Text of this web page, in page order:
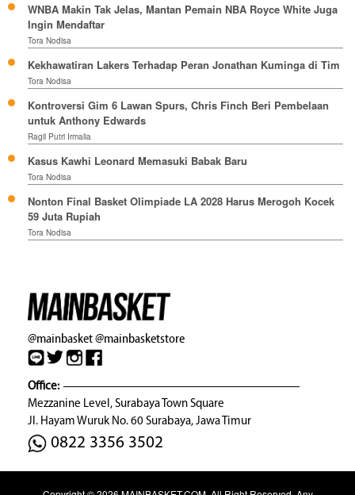
WNBA Makin Tak Jelas, Mantan Pemain NBA Royce White Juga
Ingin Mendaftar
Tora Nodisa
Kekhawatiran Lakers Terhadap Peran Jonathan Kuminga di Tim
Tora Nodisa
Kontroversi Gim 6 Lawan Spurs, Chris Finch Beri Pembelaan
untuk Anthony Edwards
Ragil Putri Irmalia
Kasus Kawhi Leonard Memasuki Babak Baru
Tora Nodisa
Nonton Final Basket Olimpiade LA 2028 Harus Merogoh Kocek
59 Juta Rupiah
Tora Nodisa
@mainbasket@mainbasketstore
Office:
Mezzanine Level, Surabaya Town Square
Jl. Hayam Wuruk No. 60 Surabaya, Jawa Timur
0822 3356 3502